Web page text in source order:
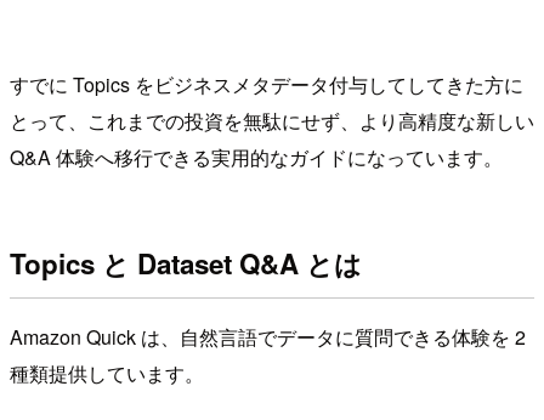
すでに Topics をビジネスメタデータ付与してしてきた方に
とって、これまでの投資を無駄にせず、より高精度な新しい
Q&A 体験へ移行できる実用的なガイドになっています。
Topics と Dataset Q&A とは
Amazon Quick は、自然言語でデータに質問できる体験を 2
種類提供しています。